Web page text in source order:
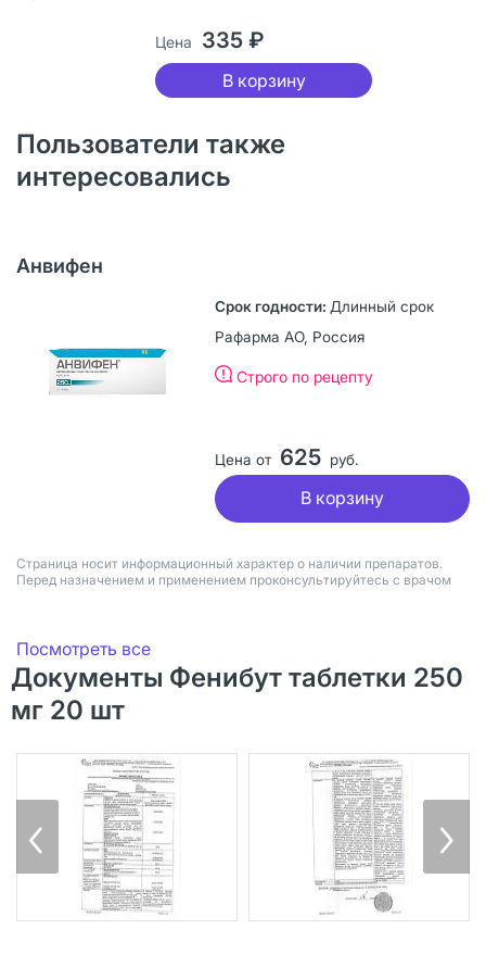
Цена 335 ₽
В корзину
Пользователи также
интересовались
Анвифен
Длинный срок
Рафарма АО, Россия
Строго по рецепту
Цена от 625 руб.
В корзину
Страница носит информационный характер о наличии препаратов.
Перед назначением и применением проконсультируйтесь с врачом
Посмотреть все
Документы Фенибут таблетки 250
мг 20 шт